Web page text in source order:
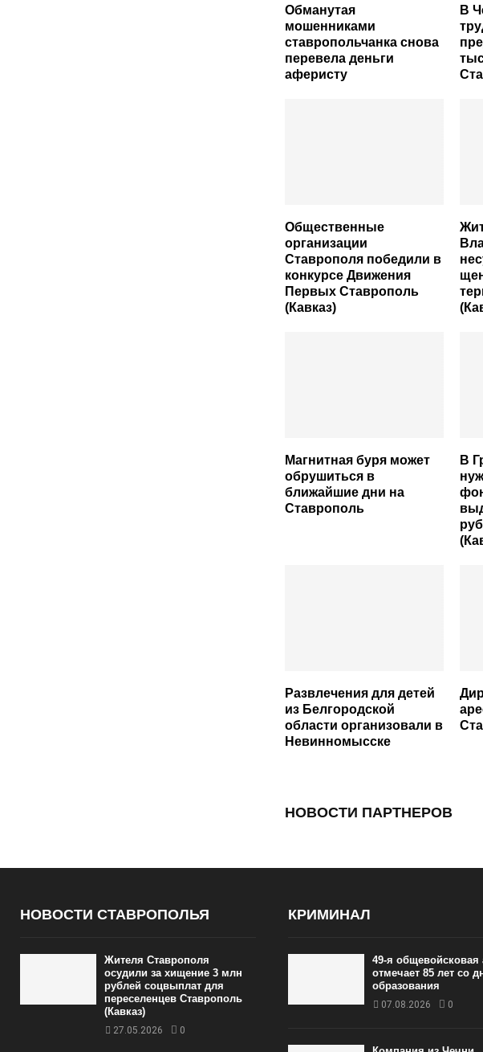
Обманутая
мошенниками
ставропольчанка снова
перевела деньги
аферисту
В
Общественные
организации
Ставрополя победили в
конкурсе Движения
Первых Ставрополь
(Кавказ)
Магнитная буря может
обрушиться в
ближайшие дни на
Ставрополь
В
Развлечения для детей
из Белгородской
области организовали в
Невинномысске
НОВОСТИ ПАРТНЕРОВ
НОВОСТИ СТАВРОПОЛЬЯ
Жителя Ставрополя
осудили за хищение 3 млн
рублей соцвыплат для
переселенцев Ставрополь
(Кавказ)
27.05.2026 0
КРИМИНАЛ
49‑я общевойсковая
отмечает 85 лет со
образования
07.08.2026 0